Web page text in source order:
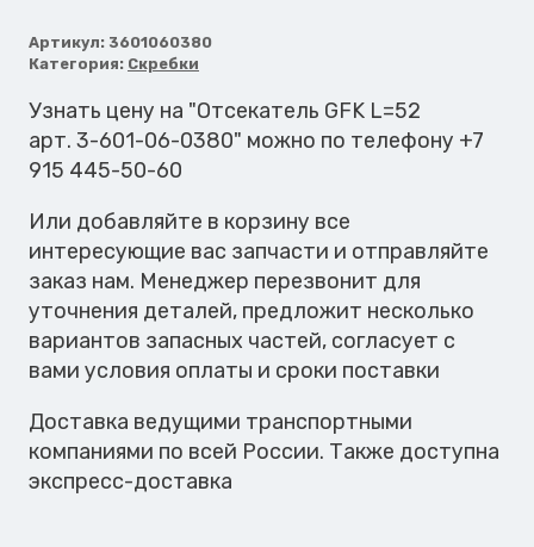
GFK
L=52
Артикул: 3601060380
Категория: Скребки
Узнать цену на "Отсекатель GFK L=52
арт. 3-601-06-0380" можно по телефону +7
915 445-50-60
Или добавляйте в корзину все
интересующие вас запчасти и отправляйте
заказ нам. Менеджер перезвонит для
уточнения деталей, предложит несколько
вариантов запасных частей, согласует с
вами условия оплаты и сроки поставки
Доставка ведущими транспортными
компаниями по всей России. Также доступна
экспресс-доставка